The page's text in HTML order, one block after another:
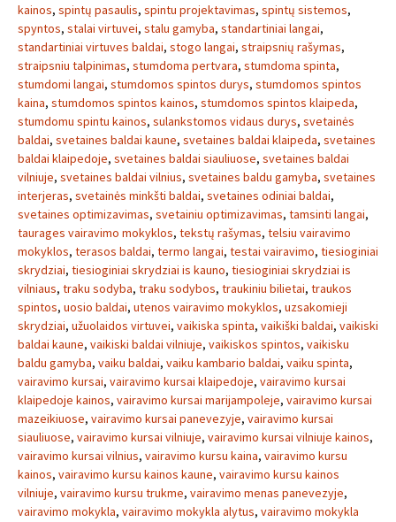
kainos, spintų pasaulis, spintu projektavimas, spintų sistemos,
spyntos, stalai virtuvei, stalu gamyba, standartiniai langai,
standartiniai virtuves baldai, stogo langai, straipsnių rašymas,
straipsniu talpinimas, stumdoma pertvara, stumdoma spinta,
stumdomi langai, stumdomos spintos durys, stumdomos spintos
kaina, stumdomos spintos kainos, stumdomos spintos klaipeda,
stumdomu spintu kainos, sulankstomos vidaus durys, svetainės
baldai, svetaines baldai kaune, svetaines baldai klaipeda, svetaines
baldai klaipedoje, svetaines baldai siauliuose, svetaines baldai
vilniuje, svetaines baldai vilnius, svetaines baldu gamyba, svetaines
interjeras, svetainės minkšti baldai, svetaines odiniai baldai,
svetaines optimizavimas, svetainiu optimizavimas, tamsinti langai,
taurages vairavimo mokyklos, tekstų rašymas, telsiu vairavimo
mokyklos, terasos baldai, termo langai, testai vairavimo, tiesioginiai
skrydziai, tiesioginiai skrydziai is kauno, tiesioginiai skrydziai is
vilniaus, traku sodyba, traku sodybos, traukiniu bilietai, traukos
spintos, uosio baldai, utenos vairavimo mokyklos, uzsakomieji
skrydziai, užuolaidos virtuvei, vaikiska spinta, vaikiški baldai, vaikiski
baldai kaune, vaikiski baldai vilniuje, vaikiskos spintos, vaikisku
baldu gamyba, vaiku baldai, vaiku kambario baldai, vaiku spinta,
vairavimo kursai, vairavimo kursai klaipedoje, vairavimo kursai
klaipedoje kainos, vairavimo kursai marijampoleje, vairavimo kursai
mazeikiuose, vairavimo kursai panevezyje, vairavimo kursai
siauliuose, vairavimo kursai vilniuje, vairavimo kursai vilniuje kainos,
vairavimo kursai vilnius, vairavimo kursu kaina, vairavimo kursu
kainos, vairavimo kursu kainos kaune, vairavimo kursu kainos
vilniuje, vairavimo kursu trukme, vairavimo menas panevezyje,
vairavimo mokykla, vairavimo mokykla alytus, vairavimo mokykla